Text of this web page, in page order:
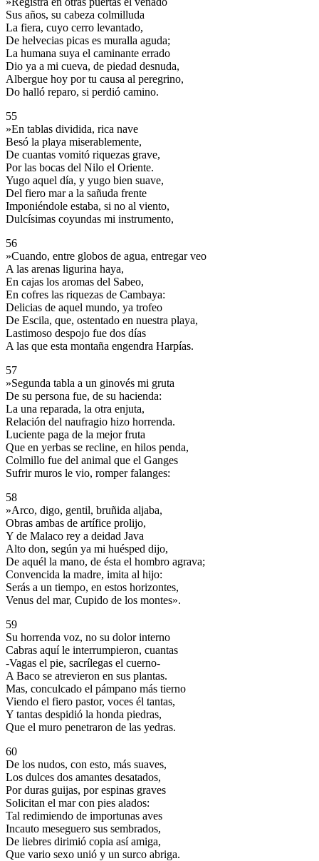
Sus años, su cabeza colmilluda
La fiera, cuyo cerro levantado,
De helvecias picas es muralla aguda;
La humana suya el caminante errado
Dio ya a mi cueva, de piedad desnuda,
Albergue hoy por tu causa al peregrino,
Do halló reparo, si perdió camino.
55
»En tablas dividida, rica nave
Besó la playa miserablemente,
De cuantas vomitó riquezas grave,
Por las bocas del Nilo el Oriente.
Yugo aquel día, y yugo bien suave,
Del fiero mar a la sañuda frente
Imponiéndole estaba, si no al viento,
Dulcísimas coyundas mi instrumento,
56
»Cuando, entre globos de agua, entregar veo
A las arenas ligurina haya,
En cajas los aromas del Sabeo,
En cofres las riquezas de Cambaya:
Delicias de aquel mundo, ya trofeo
De Escila, que, ostentado en nuestra playa,
Lastimoso despojo fue dos días
A las que esta montaña engendra Harpías.
57
»Segunda tabla a un ginovés mi gruta
De su persona fue, de su hacienda:
La una reparada, la otra enjuta,
Relación del naufragio hizo horrenda.
Luciente paga de la mejor fruta
Que en yerbas se recline, en hilos penda,
Colmillo fue del animal que el Ganges
Sufrir muros le vio, romper falanges:
58
»Arco, digo, gentil, bruñida aljaba,
Obras ambas de artífice prolijo,
Y de Malaco rey a deidad Java
Alto don, según ya mi huésped dijo,
De aquél la mano, de ésta el hombro agrava;
Convencida la madre, imita al hijo:
Serás a un tiempo, en estos horizontes,
Venus del mar, Cupido de los montes».
59
Su horrenda voz, no su dolor interno
Cabras aquí le interrumpieron, cuantas
-Vagas el pie, sacrílegas el cuerno-
A Baco se atrevieron en sus plantas.
Mas, conculcado el pámpano más tierno
Viendo el fiero pastor, voces él tantas,
Y tantas despidió la honda piedras,
Que el muro penetraron de las yedras.
60
De los nudos, con esto, más suaves,
Los dulces dos amantes desatados,
Por duras guijas, por espinas graves
Solicitan el mar con pies alados:
Tal redimiendo de importunas aves
Incauto meseguero sus sembrados,
De liebres dirimió copia así amiga,
Que vario sexo unió y un surco abriga.